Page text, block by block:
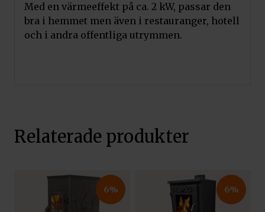
Med en värmeeffekt på ca. 2 kW, passar den
bra i hemmet men även i restauranger, hotell
och i andra offentliga utrymmen.
Relaterade produkter
6% 6%